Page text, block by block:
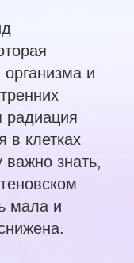
организма и
радиация
в клетках
знать,
мала и